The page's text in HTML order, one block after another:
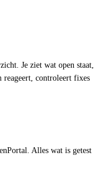
Je ziet wat open staat,
reageert, controleert fixes
Alles wat is getest